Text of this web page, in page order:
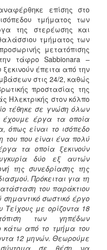
επίσης στο
τμήματος των
της στερέωσης και
τμήματος των
μετατόπισης
τάφρο Sabbionara –
έπειτα από την
στις 24/2, καθώς
προστασίας της
Ηλεκτρικής στον κόλπο
τέθηκε σε γνώση όλων
έχουμε έργα τα οποία
όπως είναι το ισόπεδο
του που είναι ένα πολύ
τα οποία ξεκινούν
δύο εξ αυτών
της συνεδρίασης της
Πρόκειται για τη
του παράκτιου
σωστικό έργο
με ορίζοντα 18
των γηπέδων
κάτω από το τμήμα του
12 μηνών. Θεωρούμε
σε θέση να